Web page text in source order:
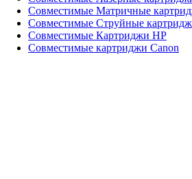
Совместимые Матричные
Совместимые Струйные
Совместимые Картриджи HP
Совместимые картриджи Canon